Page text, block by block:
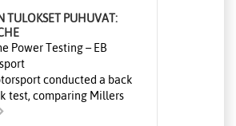
TULOKSET PUHUVAT:
Power Testing – EB
conducted a back
test, comparing Millers